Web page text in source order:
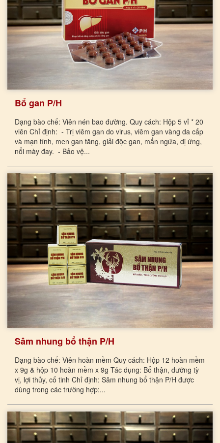
Bổ gan P/H
Dạng bào chế: Viên nén bao đường. Quy cách: Hộp 5 vỉ * 20
viên Chỉ định: - Trị viêm gan do virus, viêm gan vàng da cấp
và mạn tính, men gan tăng, giải độc gan, mẩn ngứa, dị ứng,
nổi mày đay. - Bảo vệ...
Sâm nhung bổ thận P/H
Dạng bào chế: Viên hoàn mềm Quy cách: Hộp 12 hoàn mềm
x 9g & hộp 10 hoàn mềm x 9g Tác dụng: Bổ thận, dưỡng tỳ
vị, lợi thủy, cố tinh Chỉ định: Sâm nhung bổ thận P/H được
dùng trong các trường hợp:...